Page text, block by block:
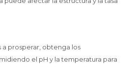
a prosperar, obtenga los
el pH y la temperatura para